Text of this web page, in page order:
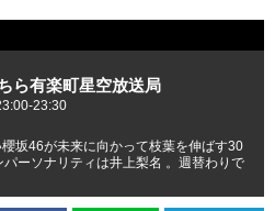
ら有楽町星空放送局
23:30
坂46が未来に向かって枝葉を伸ばす30
ーソナリティは井上梨名 。週替わりで